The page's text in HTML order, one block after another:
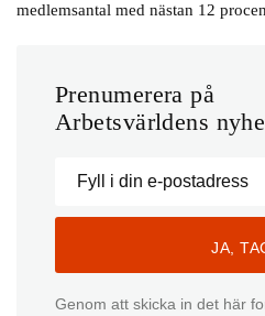
medlemsantal med nästan 12
Prenumerera på
Arbetsvärldens
Genom att skicka in det här